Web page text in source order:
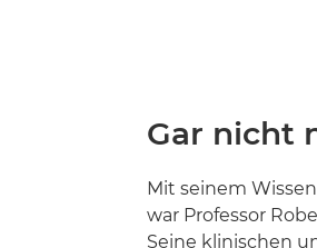
Gar nicht
Mit seinem
war Professor
Seine klinischen